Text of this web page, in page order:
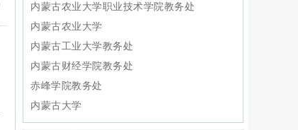
内蒙古农业大学职业技术学院教务处
内蒙古农业大学
内蒙古工业大学教务处
内蒙古财经学院教务处
赤峰学院教务处
内蒙古大学